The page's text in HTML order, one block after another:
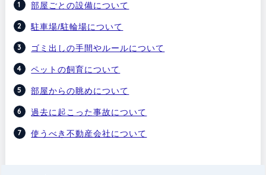
部屋ごとの設備について
駐車場/駐輪場について
ゴミ出しの手間やルールについて
ペットの飼育について
部屋からの眺めについて
過去に起こった事故について
使うべき不動産会社について